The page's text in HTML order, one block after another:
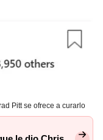
Pitt se ofrece a curarlo